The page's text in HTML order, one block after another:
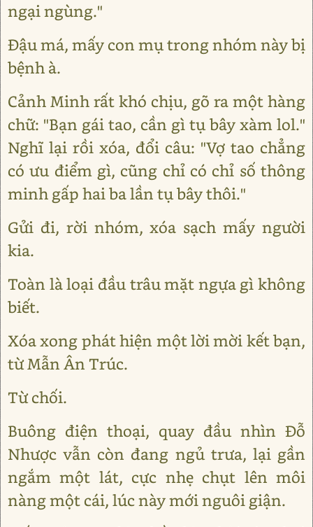
ngại ngùng."
Đậu má, mấy con mụ trong nhóm này bị
bệnh à.
Cảnh Minh rất khó chịu, gõ ra một hàng
chữ: "Bạn gái tao, cần gì tụ bây xàm lol."
Nghĩ lại rồi xóa, đổi câu: "Vợ tao chẳng
có ưu điểm gì, cũng chỉ có chỉ số thông
minh gấp hai ba lần tụ bây thôi."
Gửi đi, rời nhóm, xóa sạch mấy người
kia.
Toàn là loại đầu trâu mặt ngựa gì không
biết.
Xóa xong phát hiện một lời mời kết bạn,
từ Mẫn Ân Trúc.
Từ chối.
Buông điện thoại, quay đầu nhìn Đỗ
Nhược vẫn còn đang ngủ trưa, lại gần
ngắm một lát, cực nhẹ chụt lên môi
nàng một cái, lúc này mới nguôi giận.